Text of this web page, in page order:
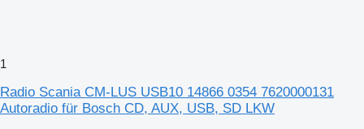
1
Radio Scania CM-LUS USB10 14866 0354 7620000131
Autoradio für Bosch CD, AUX, USB, SD LKW